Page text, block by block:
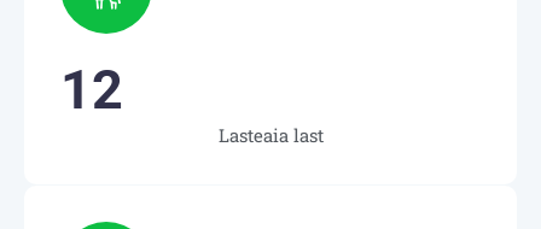
Lasteaia last
12